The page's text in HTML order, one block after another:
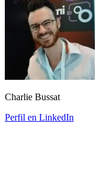
Charlie Bussat
Perfil en LinkedIn